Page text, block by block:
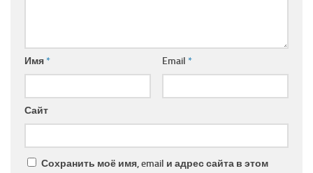
Имя* Email *
Сайт
Сохранить моё имя, email и адрес сайта в этом